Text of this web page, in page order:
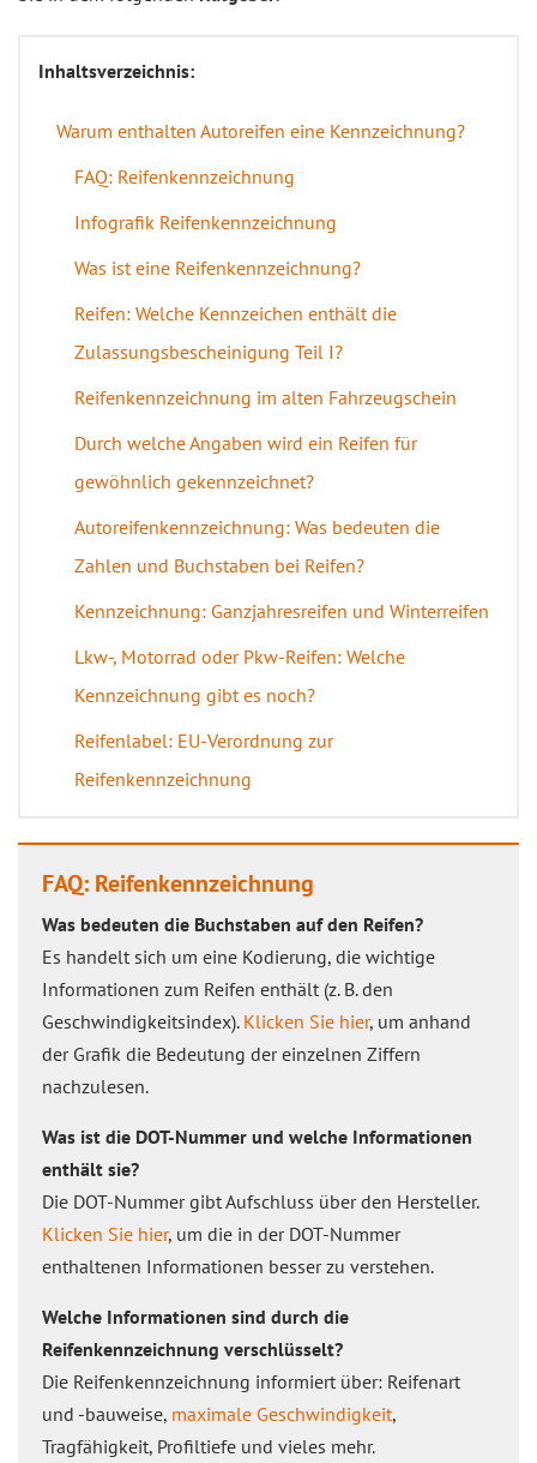
Inhaltsverzeichnis:
Warum enthalten Autoreifen eine Kennzeichnung?
FAQ: Reifenkennzeichnung
Infografik Reifenkennzeichnung
Was ist eine Reifenkennzeichnung?
Reifen: Welche Kennzeichen enthält die
Zulassungsbescheinigung Teil I?
Reifenkennzeichnung im alten Fahrzeugschein
Durch welche Angaben wird ein Reifen für
gewöhnlich gekennzeichnet?
Autoreifenkennzeichnung: Was bedeuten die
Zahlen und Buchstaben bei Reifen?
Kennzeichnung: Ganzjahresreifen und Winterreifen
Lkw-, Motorrad oder Pkw-Reifen: Welche
Kennzeichnung gibt es noch?
Reifenlabel: EU-Verordnung zur
Reifenkennzeichnung
FAQ: Reifenkennzeichnung
Was bedeuten die Buchstaben auf den Reifen?
Es handelt sich um eine Kodierung, die wichtige
Informationen zum Reifen enthält (z. B. den
Geschwindigkeitsindex). Klicken Sie hier, um anhand
der Grafik die Bedeutung der einzelnen Ziffern
nachzulesen.
Was ist die DOT-Nummer und welche Informationen
enthält sie?
Die DOT-Nummer gibt Aufschluss über den Hersteller.
Klicken Sie hier, um die in der DOT-Nummer
enthaltenen Informationen besser zu verstehen.
Welche Informationen sind durch die
Reifenkennzeichnung verschlüsselt?
Die Reifenkennzeichnung informiert über: Reifenart
und -bauweise, maximale Geschwindigkeit,
Tragfähigkeit, Profiltiefe und vieles mehr.